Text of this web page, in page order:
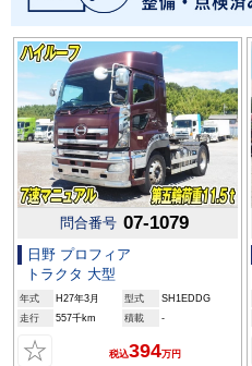
問合番号 07-1079
日野 プロフィア
トラクタ 大型
年式 H27年3月 型式
SH1EDDG
走行
557千km 積載 -
☆ 税込394万円